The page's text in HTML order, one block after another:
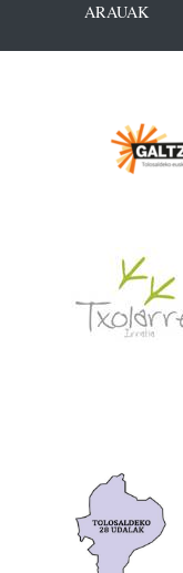
ARAUAK